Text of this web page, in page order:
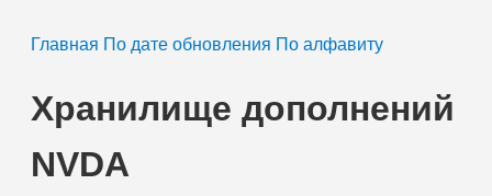
Главная По дате обновления По алфавиту
Хранилище дополнений
NVDA